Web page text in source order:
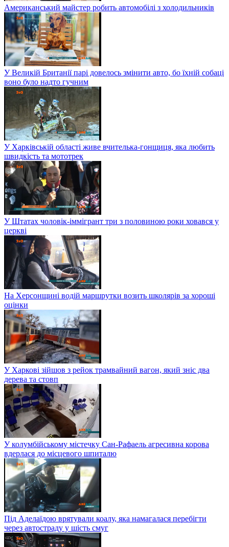
Американський майстер робить автомобілі з холодильників
У Великій Британії парі довелось змінити авто, бо їхній собаці
воно було надто гучним
У Харківській області живе вчителька-гонщиця, яка любить
швидкість та мототрек
У Штатах чоловік-іммігрант три з половиною роки ховався у
церкві
На Херсонщині водій маршрутки возить школярів за хороші
оцінки
У Харкові зійшов з рейок трамвайний вагон, який зніс два
дерева та стовп
У колумбійському містечку Сан-Рафаель агресивна корова
вдерлася до місцевого шпиталю
Під Аделаїдою врятували коалу, яка намагалася перебігти
через автостраду у шість смуг